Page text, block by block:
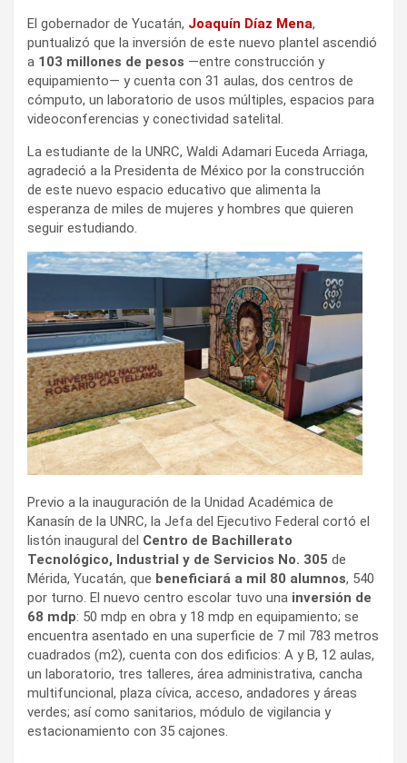
El gobernador de Yucatán, Joaquín Díaz Mena,
puntualizó que la inversión de este nuevo plantel ascendió
a 103 millones de pesos —entre construcción y
equipamiento— y cuenta con 31 aulas, dos centros de
cómputo, un laboratorio de usos múltiples, espacios para
videoconferencias y conectividad satelital.
La estudiante de la UNRC, Waldi Adamari Euceda Arriaga,
agradeció a la Presidenta de México por la construcción
de este nuevo espacio educativo que alimenta la
esperanza de miles de mujeres y hombres que quieren
seguir estudiando.
Previo a la inauguración de la Unidad Académica de
Kanasín de la UNRC, la Jefa del Ejecutivo Federal cortó el
listón inaugural del Centro de Bachillerato
Tecnológico, Industrial y de Servicios No. 305 de
Mérida, Yucatán, que beneficiará a mil 80 alumnos, 540
por turno. El nuevo centro escolar tuvo una inversión de
68 mdp: 50 mdp en obra y 18 mdp en equipamiento; se
encuentra asentado en una superficie de 7 mil 783 metros
cuadrados (m2), cuenta con dos edificios: A y B, 12 aulas,
un laboratorio, tres talleres, área administrativa, cancha
multifuncional, plaza cívica, acceso, andadores y áreas
verdes; así como sanitarios, módulo de vigilancia y
estacionamiento con 35 cajones.